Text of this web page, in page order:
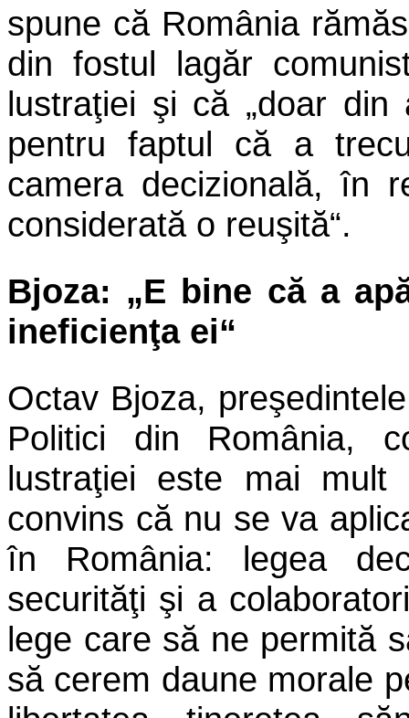
spune că România
din fostul lagăr
lustraţiei şi că „doar
pentru faptul că a
camera decizională, în
considerată o reuşită“.
Bjoza: „E bine că a
ineficienţa ei“
Octav Bjoza,
Politici din România,
lustraţiei este mai
convins că nu se va
în România: legea
securităţi şi a
lege care să ne permită
să cerem daune morale